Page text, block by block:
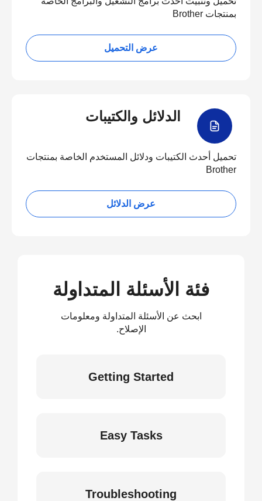
بمنتجات Brother
عرض التحميل
الدلائل والكتيبات
تحميل أحدث الكتيبات ودلائل المستخدم الخاصة بمنتجات
Brother
عرض الدلائل
فئة الأسئلة المتداولة
ابحث عن الأسئلة المتداولة ومعلومات
الإصلاح.
Getting Started
Easy Tasks
Troubleshooting